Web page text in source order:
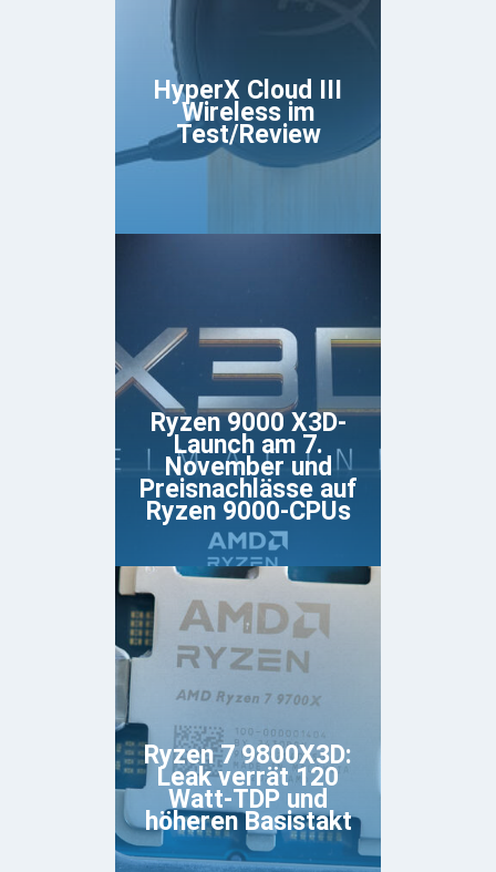
HyperX Cloud III
Wireless im
Test/Review
Ryzen 9000 X3D-
Launch am 7.
November und
Preisnachlässe auf
Ryzen 9000-CPUs
Ryzen 7 9800X3D:
Leak verrät 120
Watt-TDP und
höheren Basistakt